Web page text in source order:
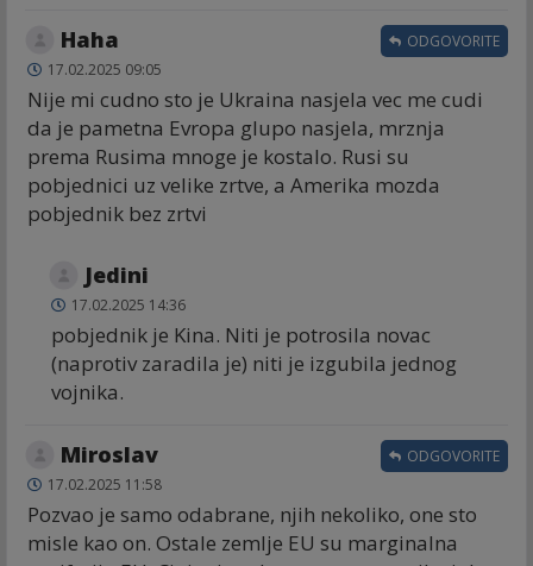
Haha
17.02.2025 09:05
Nije mi cudno sto je Ukraina nasjela vec me cudi
da je pametna Evropa glupo nasjela, mrznja
prema Rusima mnoge je kostalo. Rusi su
pobjednici uz velike zrtve, a Amerika mozda
pobjednik bez zrtvi
ODGOVORITE
Jedini
17.02.2025 14:36
pobjednik je Kina. Niti je potrosila novac
(naprotiv zaradila je) niti je izgubila jednog
vojnika.
Miroslav
17.02.2025 11:58
Pozvao je samo odabrane, njih nekoliko, one sto
misle kao on. Ostale zemlje EU su marginalna
ODGOVORITE